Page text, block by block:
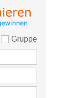
Gruppe